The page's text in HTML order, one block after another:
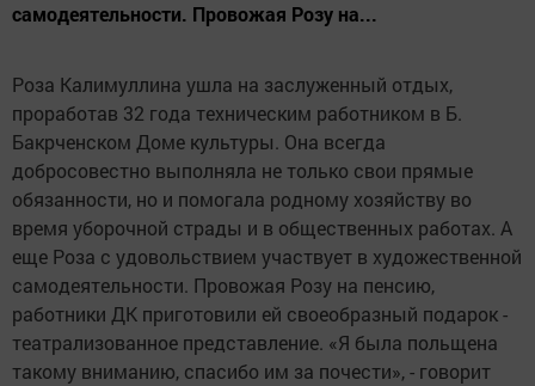
самодеятельности. Провожая Розу на...
Роза Калимуллина ушла на заслуженный отдых,
проработав 32 года техническим работником в Б.
Бакрченском Доме культуры. Она всегда
добросовестно выполняла не только свои прямые
обязанности, но и помогала родному хозяйству во
время уборочной страды и в общественных работах. А
еще Роза с удовольствием участвует в художественной
самодеятельности. Провожая Розу на пенсию,
работники ДК приготовили ей своеобразный подарок -
театрализованное представление. «Я была польщена
такому вниманию, спасибо им за почести», - говорит